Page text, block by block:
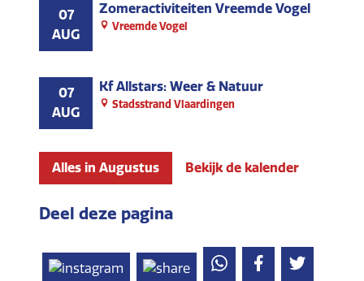
07
AUG
Zomeractiviteiten Vreemde Vogel
Vreemde Vogel
07
AUG
Kf Allstars: Weer & Natuur
Stadsstrand Vlaardingen
Alles in Augustus Bekijk de kalender
Deel deze pagina